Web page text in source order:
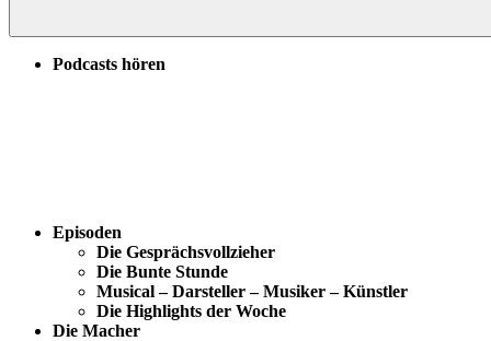
Podcasts hören
Episoden
Die Gesprächsvollzieher
Die Bunte Stunde
Musical – Darsteller – Musiker – Künstler
Die Highlights der Woche
Die Macher